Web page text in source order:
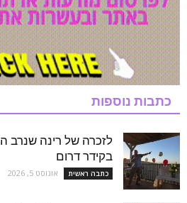
כתבות נוספות
לזכרה של רינה שנרב
בקידר דרום
כתבה ראשית אוגוסט 5, 2026